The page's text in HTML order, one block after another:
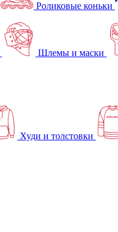
Роликовые коньки
Шлемы и маски
Худи и толстовки